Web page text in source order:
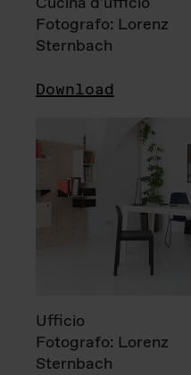
Fotografo: Lorenz
Sternbach
Download
Ufficio
Fotografo: Lorenz
Sternbach